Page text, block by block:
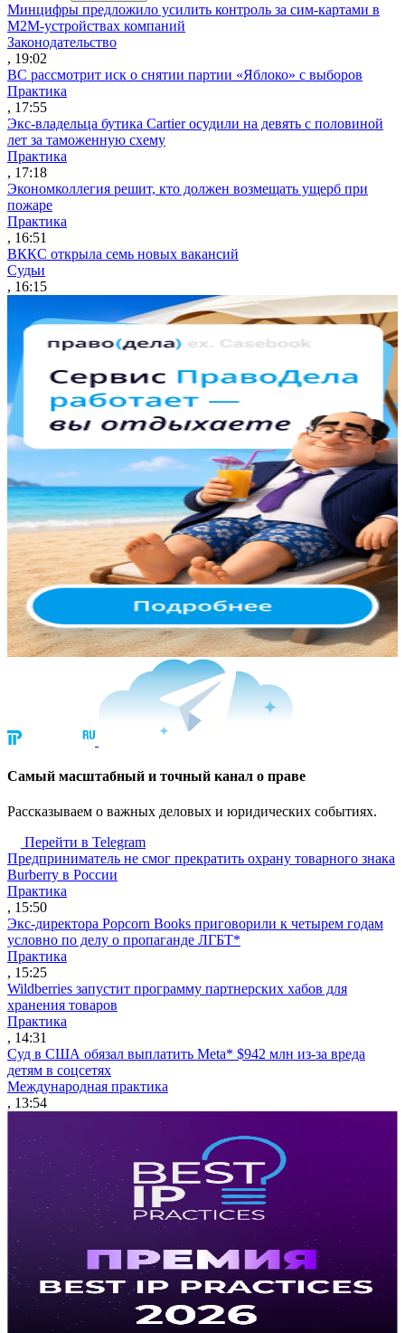
Минцифры предложило усилить контроль за сим-картами в
M2M-устройствах компаний
Законодательство
, 19:02
ВС рассмотрит иск о снятии партии «Яблоко» с выборов
Практика
, 17:55
Экс-владельца бутика Cartier осудили на девять с половиной
лет за таможенную схему
Практика
, 17:18
Экономколлегия решит, кто должен возмещать ущерб при
пожаре
Практика
, 16:51
ВККС открыла семь новых вакансий
Судьи
, 16:15
Cамый масштабный и точный канал о праве
Рассказываем о важных деловых и юридических событиях.
Перейти в Telegram
Предприниматель не смог прекратить охрану товарного знака
Burberry в России
Практика
, 15:50
Экс-директора Popcorn Books приговорили к четырем годам
условно по делу о пропаганде ЛГБТ*
Практика
, 15:25
Wildberries запустит программу партнерских хабов для
хранения товаров
Практика
, 14:31
Суд в США обязал выплатить Meta* $942 млн из-за вреда
детям в соцсетях
Международная практика
, 13:54